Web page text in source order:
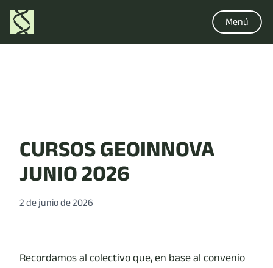
Menú
CURSOS GEOINNOVA
JUNIO 2026
2 de junio de 2026
Recordamos al colectivo que, en base al convenio